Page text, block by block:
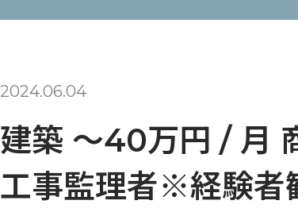
2024.06.04
建築 〜40万円 / 月
工事監理者※経験